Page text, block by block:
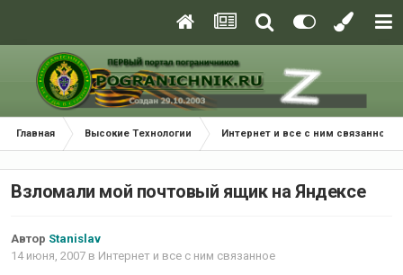
Главная Высокие Технологии Интернет и все с ним связанное
Взломали мой почтовый ящик на Яндексе
Автор Stanislav
14 июня, 2007 в Интернет и все с ним связанное